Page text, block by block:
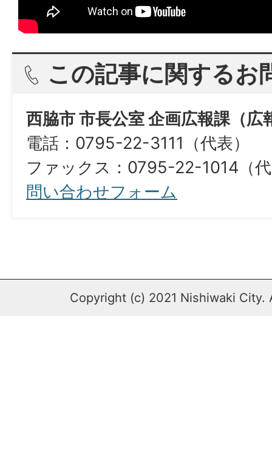
この記事に関するお
西脇市 市長公室 企画広報課（広
電話：0795-22-3111（代表）
ファックス：0795-22-1014（
問い合わせフォーム
Copyright (c) 2021 Nishiwaki City.